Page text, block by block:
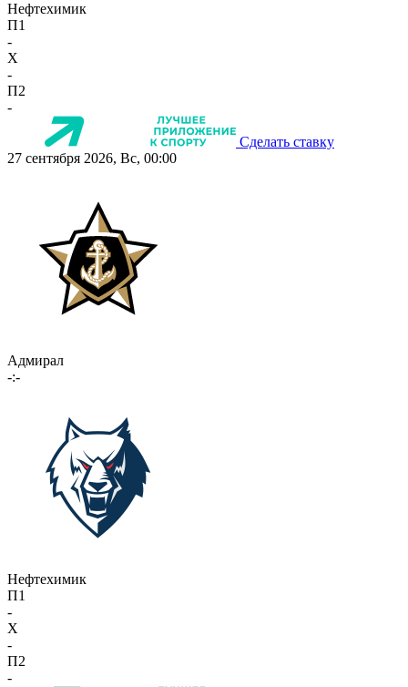
Нефтехимик
П1
-
X
-
П2
-
Сделать ставку
27 сентября 2026, Вс, 00:00
Адмирал
-:-
Нефтехимик
П1
-
X
-
П2
-